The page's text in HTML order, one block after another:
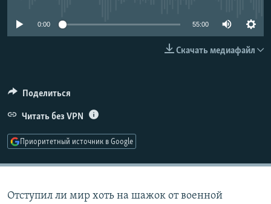
Все сайты РСЕ/РС
0:00 55:00
Скачать медиафайл
Поделиться
Читать без VPN
Приоритетный источник в Google
Отступил ли мир хоть на шажок от военной